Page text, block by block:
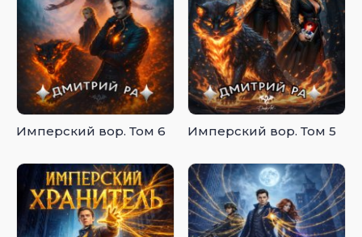
Имперский вор. Том 6 Имперский вор. Том 5